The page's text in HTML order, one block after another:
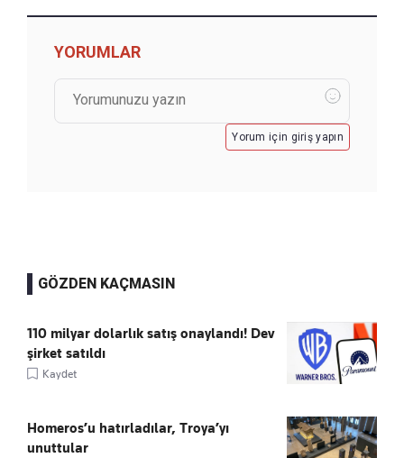
YORUMLAR
Yorum için giriş yapın
GÖZDEN KAÇMASIN
110 milyar dolarlık satış onaylandı! Dev
şirket satıldı
Kaydet
Homeros’u hatırladılar, Troya’yı
unuttular